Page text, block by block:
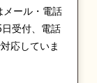
メール・電話
受付、電話
応していま